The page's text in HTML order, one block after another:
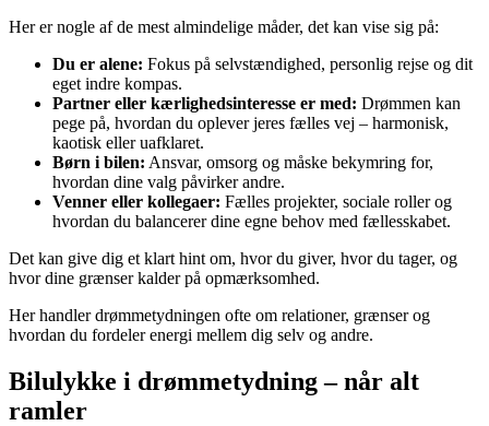
Her er nogle af de mest almindelige måder, det kan vise sig på:
Du er alene: Fokus på selvstændighed, personlig rejse og dit
eget indre kompas.
Partner eller kærlighedsinteresse er med: Drømmen kan
pege på, hvordan du oplever jeres fælles vej – harmonisk,
kaotisk eller uafklaret.
Børn i bilen: Ansvar, omsorg og måske bekymring for,
hvordan dine valg påvirker andre.
Venner eller kollegaer: Fælles projekter, sociale roller og
hvordan du balancerer dine egne behov med fællesskabet.
Det kan give dig et klart hint om, hvor du giver, hvor du tager, og
hvor dine grænser kalder på opmærksomhed.
Her handler drømmetydningen ofte om relationer, grænser og
hvordan du fordeler energi mellem dig selv og andre.
Bilulykke i drømmetydning – når alt
ramler